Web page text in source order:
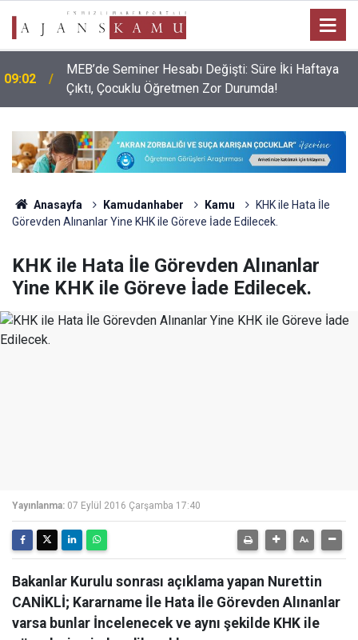
09:02
MEB’de Seminer Hesabı Değişti: Süre İki Haftaya
Çıktı, Çocuklu Öğretmen Zor Durumda!
Anasayfa Kamudanhaber Kamu
KHK ile Hata İle
Görevden Alınanlar Yine KHK ile Göreve İade Edilecek.
KHK ile Hata İle Görevden Alınanlar
Yine KHK ile Göreve İade Edilecek.
Yayınlanma: 07 Eylül 2016 Çarşamba 17:40
Bakanlar Kurulu sonrası açıklama yapan Nurettin
CANİKLİ; Kararname İle Hata İle Görevden Alınanlar
varsa bunlar İncelenecek ve aynı şekilde KHK ile